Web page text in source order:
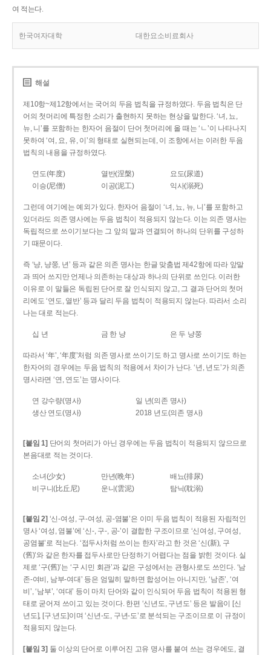
여 적는다.
한국여자대학 대한요소비료회사
해설
제10항~제12항에서는 국어의 두음 법칙을 규정하였다. 두음 법칙은 단
어의 첫머리에 특정한 소리가 출현하지 못하는 현상을 말한다. ‘녀, 뇨,
뉴, 니’를 포함하는 한자어 음절이 단어 첫머리에 올 때는 ‘ㄴ’이 나타나지
못하여 ‘여, 요, 유, 이’의 형태로 실현되는데, 이 조항에서는 이러한 두음
법칙의 내용을 규정하였다.
연도(年度) 열반(涅槃)
요도(尿道)
이승(尼僧)
이공(泥工) 익사(溺死)
그런데 여기에는 예외가 있다. 한자어 음절이 ‘녀, 뇨, 뉴, 니’를 포함하고
있더라도 의존 명사에는 두음 법칙이 적용되지 않는다. 이는 의존 명사는
독립적으로 쓰이기보다는 그 앞의 말과 연결되어 하나의 단위를 구성하
기 때문이다.
즉 ‘냥, 냥쭝, 년’ 등과 같은 의존 명사는 한글 맞춤법 제42항에 따라 앞말
과 띄어 쓰지만 언제나 의존하는 대상과 하나의 단위로 쓰인다. 이러한
이유로 이 말들은 독립된 단어로 잘 인식되지 않고, 그 결과 단어의 첫머
리에도 ‘연도, 열반’ 등과 달리 두음 법칙이 적용되지 않는다. 따라서 소리
나는 대로 적는다.
십 년 금 한 냥 은 두 냥쭝
따라서 ‘年’, ‘年度’처럼 의존 명사로 쓰이기도 하고 명사로 쓰이기도 하는
한자어의 경우에는 두음 법칙의 적용에서 차이가 난다. ‘년, 년도’가 의존
명사라면 ‘연, 연도’는 명사이다.
연 강수량(명사)
일 년(의존 명사)
생산 연도(명사)
2018 년도(의존 명사)
[붙임 1] 단어의 첫머리가 아닌 경우에는 두음 법칙이 적용되지 않으므로
본음대로 적는 것이다.
소녀(少女) 만년(晩年)
배뇨(排尿)
비구니(比丘尼)
운니(雲泥) 탐닉(耽溺)
[붙임 2] ‘신-여성, 구-여성, 공-염불’은 이미 두음 법칙이 적용된 자립적인
명사 ‘여성, 염불’에 ‘신-, 구-, 공-’이 결합한 구조이므로 ‘신여성, 구여성,
공염불’로 적는다. ‘접두사처럼 쓰이는 한자’라고 한 것은 ‘신(新), 구
(舊)’와 같은 한자를 접두사로만 단정하기 어렵다는 점을 밝힌 것이다. 실
제로 ‘구(舊)’는 ‘구 시민 회관’과 같은 구성에서는 관형사로도 쓰인다. ‘남
존­-여비, 남부-­여대’ 등은 엄밀히 말하면 합성어는 아니지만, ‘남존’, ‘여
비’, ‘남부’, ‘여대’ 등이 마치 단어와 같이 인식되어 두음 법칙이 적용된 형
태로 굳어져 쓰이고 있는 것이다. 한편 ‘신년도, 구년도’ 등은 발음이 [신
년도], [구ː년도]이며 ‘신년­-도, 구년-­도’로 분석되는 구조이므로 이 규정이
적용되지 않는다.
[붙임 3] 둘 이상의 단어로 이루어진 고유 명사를 붙여 쓰는 경우에도, 결